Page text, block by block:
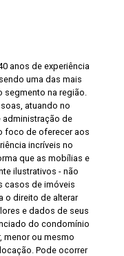
anos de experiência
uma das mais
segmento na região.
atuando no
administração de
foco de oferecer aos
incríveis no
que as mobílias e
ilustrativos - não
casos de imóveis
o direito de alterar
e dados de seus
do condomínio
menor ou mesmo
Pode ocorrer